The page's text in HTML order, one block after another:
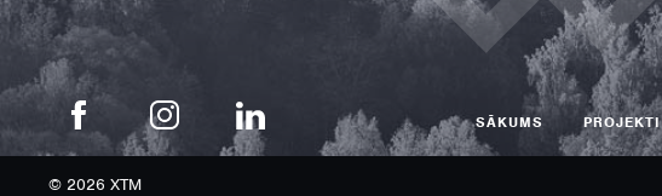
SĀKUMS PROJEKTI
© 2026 XTM